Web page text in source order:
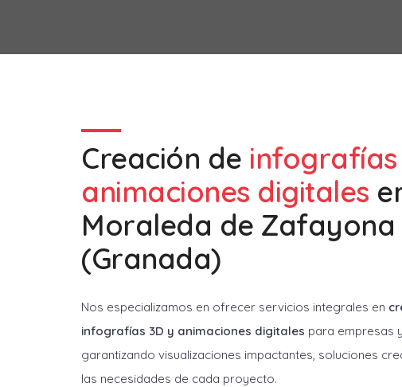
Creación de infografías
animaciones digitales
Moraleda de Zafayona
(Granada)
Nos especializamos en ofrecer servicios integrales en
infografías 3D y animaciones digitales para empresas
garantizando visualizaciones impactantes, soluciones
las necesidades de cada proyecto.